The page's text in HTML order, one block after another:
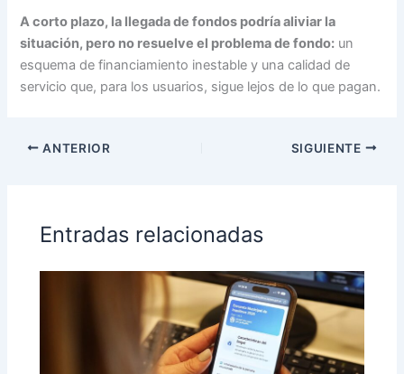
A corto plazo, la llegada de fondos podría aliviar la
situación, pero no resuelve el problema de fondo: un
esquema de financiamiento inestable y una calidad de
servicio que, para los usuarios, sigue lejos de lo que pagan.
ANTERIOR SIGUIENTE
Entradas relacionadas